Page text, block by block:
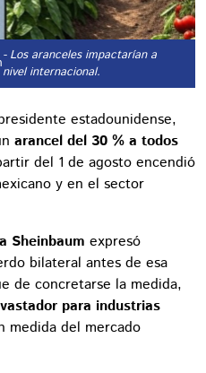
- Los aranceles impactarían a
nivel internacional.
estadounidense,
arancel del 30 % a todos
del 1 de agosto encendió
y en el sector
Sheinbaum expresó
bilateral antes de esa
de concretarse la medida,
para industrias
medida del mercado